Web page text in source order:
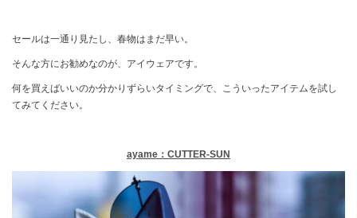
セールは一通り見たし、春物はまだ早い。
そんな方にお勧めなのが、アイウェアです。
何を買えばいいのか分かりずらいタイミングで、こういったアイテムを試し
てみてください。
ayame：CUTTER-SUN